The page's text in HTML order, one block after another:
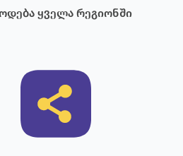
ყველა რეგიონში